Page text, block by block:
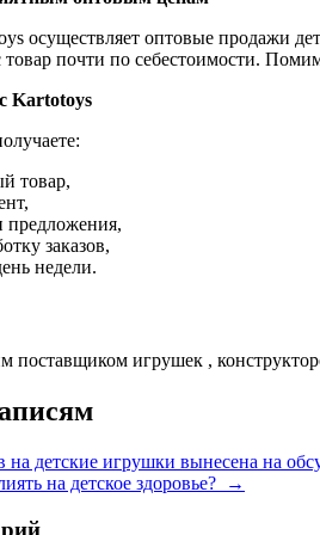
осуществляет оптовые продажи
почти по себестоимости.
Kartotoys
товар,
предложения,
заказов,
недели.
поставщиком игрушек ,
на детские игрушки вынесена на
на детское здоровье?
→